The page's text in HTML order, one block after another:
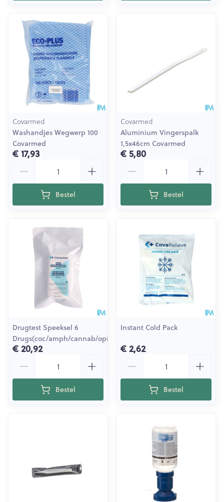
Covarmed
Washandjes Wegwerp 100
Covarmed
€ 17,93
Bestel
Covarmed
Aluminium Vingerspalk
1,5x46cm Covarmed
€ 5,80
Bestel
Drugtest Speeksel 6
Drugs(coc/amph/cannab/opiat/xt
€ 20,92
Bestel
Instant Cold Pack
€ 2,62
Bestel